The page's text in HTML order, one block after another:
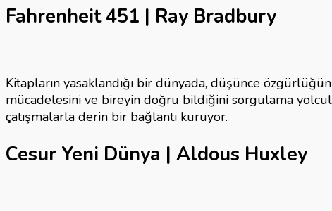
Fahrenheit 451 | Ray Bradbury
Kitapların yasaklandığı bir dünyada, düşünce
mücadelesini ve bireyin doğru bildiğini sorgulama
çatışmalarla derin bir bağlantı kuruyor.
Cesur Yeni Dünya | Aldous Huxley